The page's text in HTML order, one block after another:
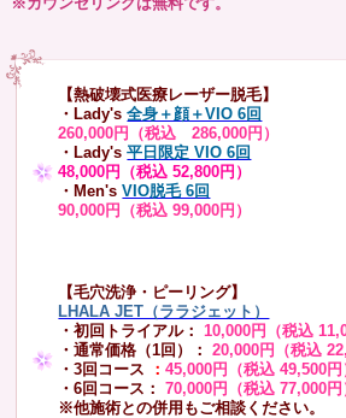
【熱破壊式医療レーザー脱毛】
・Lady's 全身＋顔＋VIO 6回
260,000円（税込 286,000円）
・Lady's平日限定 VIO 6回
48,000円（税込 52,800円）
・Men's VIO脱毛 6回
90,000円（税込 99,000円）
【毛穴洗浄・ピーリング】
LHALA JET（ララジェット）
・初回トライアル：10,000円（税込
・通常価格（1回）：
20,000円（税込
・3回コース ：45,000円（税込 49,500円
・6回コース：
70,000円（税込 77,000円
※他施術との併用もご相談ください。